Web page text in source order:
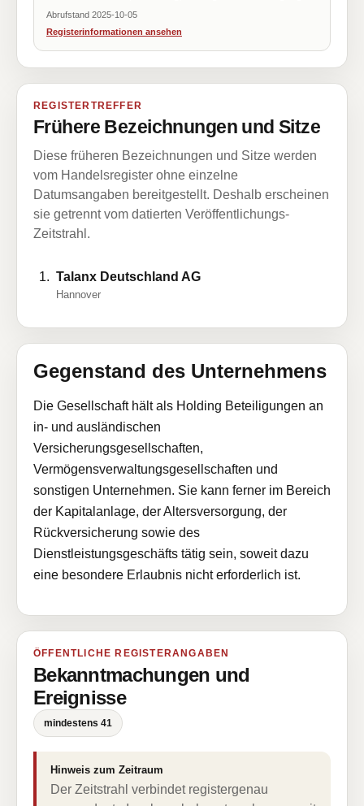
Abrufstand 2025-10-05
Registerinformationen ansehen
REGISTERTREFFER
Frühere Bezeichnungen und Sitze
Diese früheren Bezeichnungen und Sitze werden
vom Handelsregister ohne einzelne
Datumsangaben bereitgestellt. Deshalb erscheinen
sie getrennt vom datierten Veröffentlichungs-
Zeitstrahl.
Talanx Deutschland AG
Hannover
Gegenstand des Unternehmens
Die Gesellschaft hält als Holding Beteiligungen an
in- und ausländischen
Versicherungsgesellschaften,
Vermögensverwaltungsgesellschaften und
sonstigen Unternehmen. Sie kann ferner im Bereich
der Kapitalanlage, der Altersversorgung, der
Rückversicherung sowie des
Dienstleistungsgeschäfts tätig sein, soweit dazu
eine besondere Erlaubnis nicht erforderlich ist.
ÖFFENTLICHE REGISTERANGABEN
Bekanntmachungen und
Ereignisse
mindestens 41
Hinweis zum Zeitraum
Der Zeitstrahl verbindet registergenau